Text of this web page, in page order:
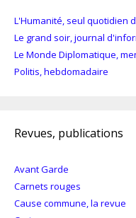
L'Humanité, seul quotidien
Le grand soir, journal
Le Monde Diplomatique,
Politis, hebdomadaire
Revues, publications
Avant Garde
Carnets rouges
Cause commune, la revue